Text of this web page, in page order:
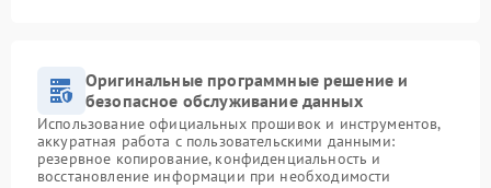
Оригинальные программные решение и
безопасное обслуживание данных
Использование официальных прошивок и инструментов,
аккуратная работа с пользовательскими данными:
резервное копирование, конфиденциальность и
восстановление информации при необходимости